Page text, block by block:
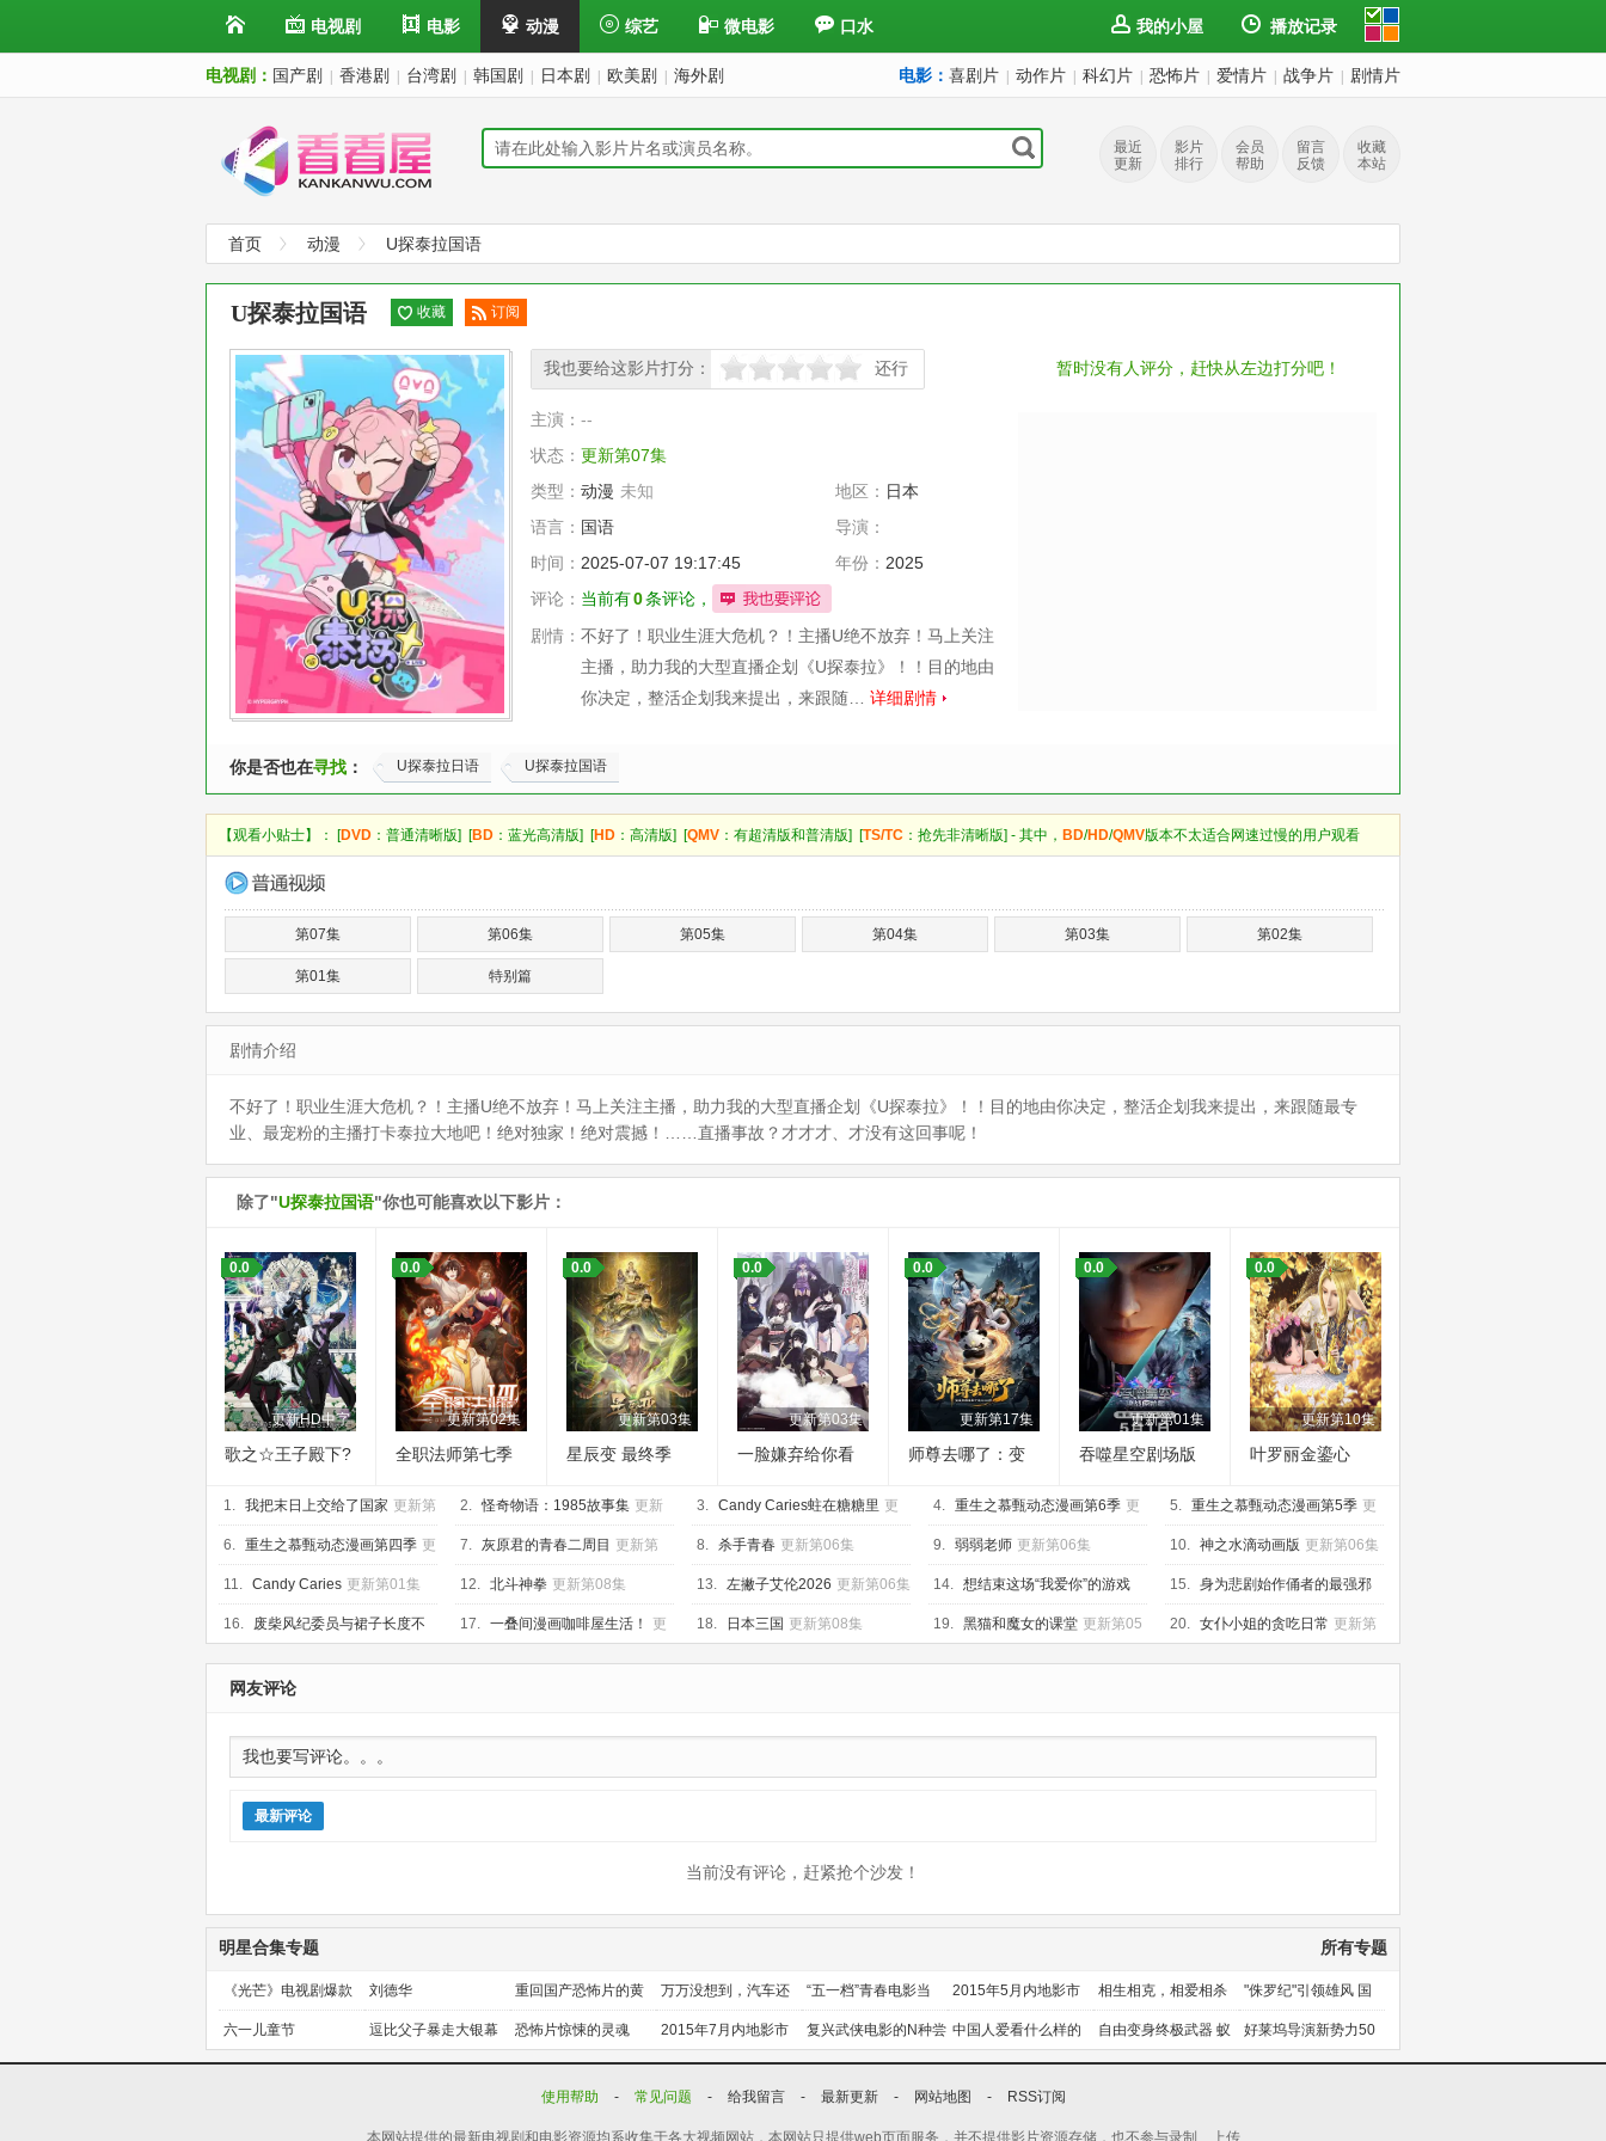
电视剧 电影 动漫 综艺 微电影 口水 我的小屋 播放记录
电视剧： 国产剧 香港剧 台湾剧 韩国剧 日本剧 欧美剧 海外剧 电影： 喜剧片 动作片 科幻片 恐怖片 爱情片 战争片 剧情片
最近
更新
影片
排行
会员
帮助
留言
反馈
收藏
本站
首页 动漫 U探泰拉国语
暂时没有人评分，赶快从左边打分吧！
U探泰拉国语 收藏
订阅
阅
我也要给这影片打分：
很差较差 还行推荐 力荐 还行
主演： --
状态： 更新第07集
类型： 动漫 未知 地区： 日本
语言： 国语
导演：
时间： 2025-07-07 19:17:45 年份： 2025
评论： 当前有0条评论，
剧情： 不好了！职业生涯大危机？！主播U绝不放弃！马上关注
主播，助力我的大型直播企划《U探泰拉》！！目的地由
你决定，整活企划我来提出，来跟随… 详细剧情
你是否也在寻找 ： U探泰拉日语 U探泰拉国语
【观看小贴士】： [DVD ：普通清晰版] [BD ：蓝光高清版] [HD ：高清版] [QMV ：有超清版和普清版] [TS/TC ：抢先非清晰版] - 其中， BD/HD/QMV版本不太适合网速过慢的用户观看
第07集 第06集 第05集 第04集 第03集 第02集
第01集 特别篇
剧情介绍
不好了！职业生涯大危机？！主播U绝不放弃！马上关注主播，助力我的大型直播企划《U探泰拉》！！目的地由你决定，整活企划我来提出，来跟随最专
业、最宠粉的主播打卡泰拉大地吧！绝对独家！绝对震撼！……直播事故？才才才、才没有这回事呢！
除了"U探泰拉国语"你也可能喜欢以下影片：
更新HD中字
0.0
歌之☆王子殿下?
XXXX剧场版
更新第02集
0.0
全职法师第七季
更新第03集
0.0
星辰变 最终季
更新第03集
0.0
一脸嫌弃给你看
更新第17集
0.0
师尊去哪了：变
儿rua秃
更新第01集
0.0
吞噬星空剧场版
更新第10集
0.0
叶罗丽金鎏心
1. 我把末日上交给了国家 更新第
17集
2. 怪奇物语：1985故事集 更新
第10集
3. Candy Caries蛀在糖糖里 更
新第05集
4. 重生之慕甄动态漫画第6季 更
新第40集
5. 重生之慕甄动态漫画第5季 更
新第20集
6. 重生之慕甄动态漫画第四季 更
新第20集
7. 灰原君的青春二周目 更新第
07集
8. 杀手青春 更新第06集 9. 弱弱老师 更新第06集 10. 神之水滴动画版 更新第06集
11. Candy Caries 更新第01集 12. 北斗神拳 更新第08集 13. 左撇子艾伦2026 更新第06集 14. 想结束这场“我爱你”的游戏
更新第05集
15. 身为悲剧始作俑者的最强邪
恶BOSS女王为民竭心尽力。第 更
新第06集
16. 废柴风纪委员与裙子长度不
合规的JK的故事 更新第06集
17. 一叠间漫画咖啡屋生活！ 更
新第06集
18. 日本三国 更新第08集 19. 黑猫和魔女的课堂 更新第05
集
20. 女仆小姐的贪吃日常 更新第
08集
网友评论
最新评论
当前没有评论，赶紧抢个沙发！
所有专题
明星合集专题
《光芒》电视剧爆款
预定！
刘德华 重回国产恐怖片的黄
金时代
万万没想到，汽车还
能干这个？
“五一档”青春电影当
道
2015年5月内地影市
前瞻
相生相克，相爱相杀 "侏罗纪"引领雄风 国
产片下旬逆袭
六一儿童节 逗比父子暴走大银幕 恐怖片惊悚的灵魂 2015年7月内地影市
前瞻
复兴武侠电影的N种尝
试
中国人爱看什么样的
喜剧？
自由变身终极武器 蚁
人能力使用者大盘点
好莱坞导演新势力50
人上篇
使用帮助
- 常见问题 - 给我留言 - 最新更新 - 网站地图 - RSS订阅
本网站提供的最新电视剧和电影资源均系收集于各大视频网站，本网站只提供web页面服务，并不提供影片资源存储，也不参与录制、上传